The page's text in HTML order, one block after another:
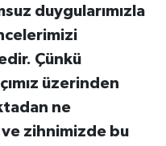
duygularımızla
Çünkü
üzerinden
ne
ve zihnimizde bu